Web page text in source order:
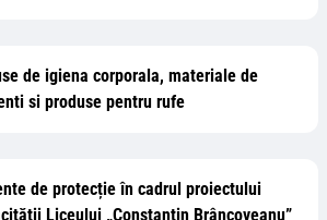
de igiena corporala, materiale de
si produse pentru rufe
de protecție în cadrul proiectului
Liceului „Constantin Brâncoveanu”